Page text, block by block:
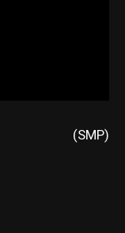
(SMP)